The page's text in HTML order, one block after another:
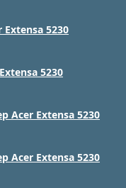
Extensa 5230
5230
Acer Extensa 5230
Acer Extensa 5230